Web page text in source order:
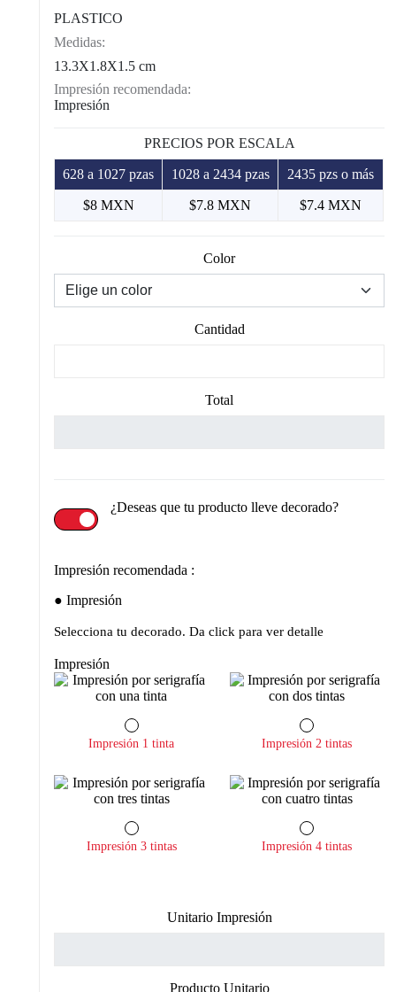
PLASTICO
Medidas:
13.3X1.8X1.5 cm
Impresión recomendada:
Impresión
PRECIOS POR ESCALA
628 a 1027 pzas 1028 a 2434 pzas 2435 pzs o más
$8 MXN $7.8 MXN $7.4 MXN
Color
Cantidad
Total
¿Deseas que tu producto lleve decorado?
Impresión recomendada :
Impresión
Selecciona tu decorado. Da click para ver detalle
Impresión
Impresión 1 tinta Impresión 2 tintas
Impresión 3 tintas Impresión 4 tintas
Unitario Impresión
Producto Unitario